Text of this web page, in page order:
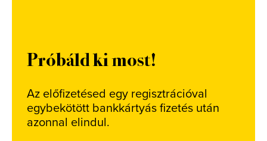
Próbáld ki most!
Az előfizetésed egy regisztrációval
egybekötött bankkártyás fizetés után
azonnal elindul.